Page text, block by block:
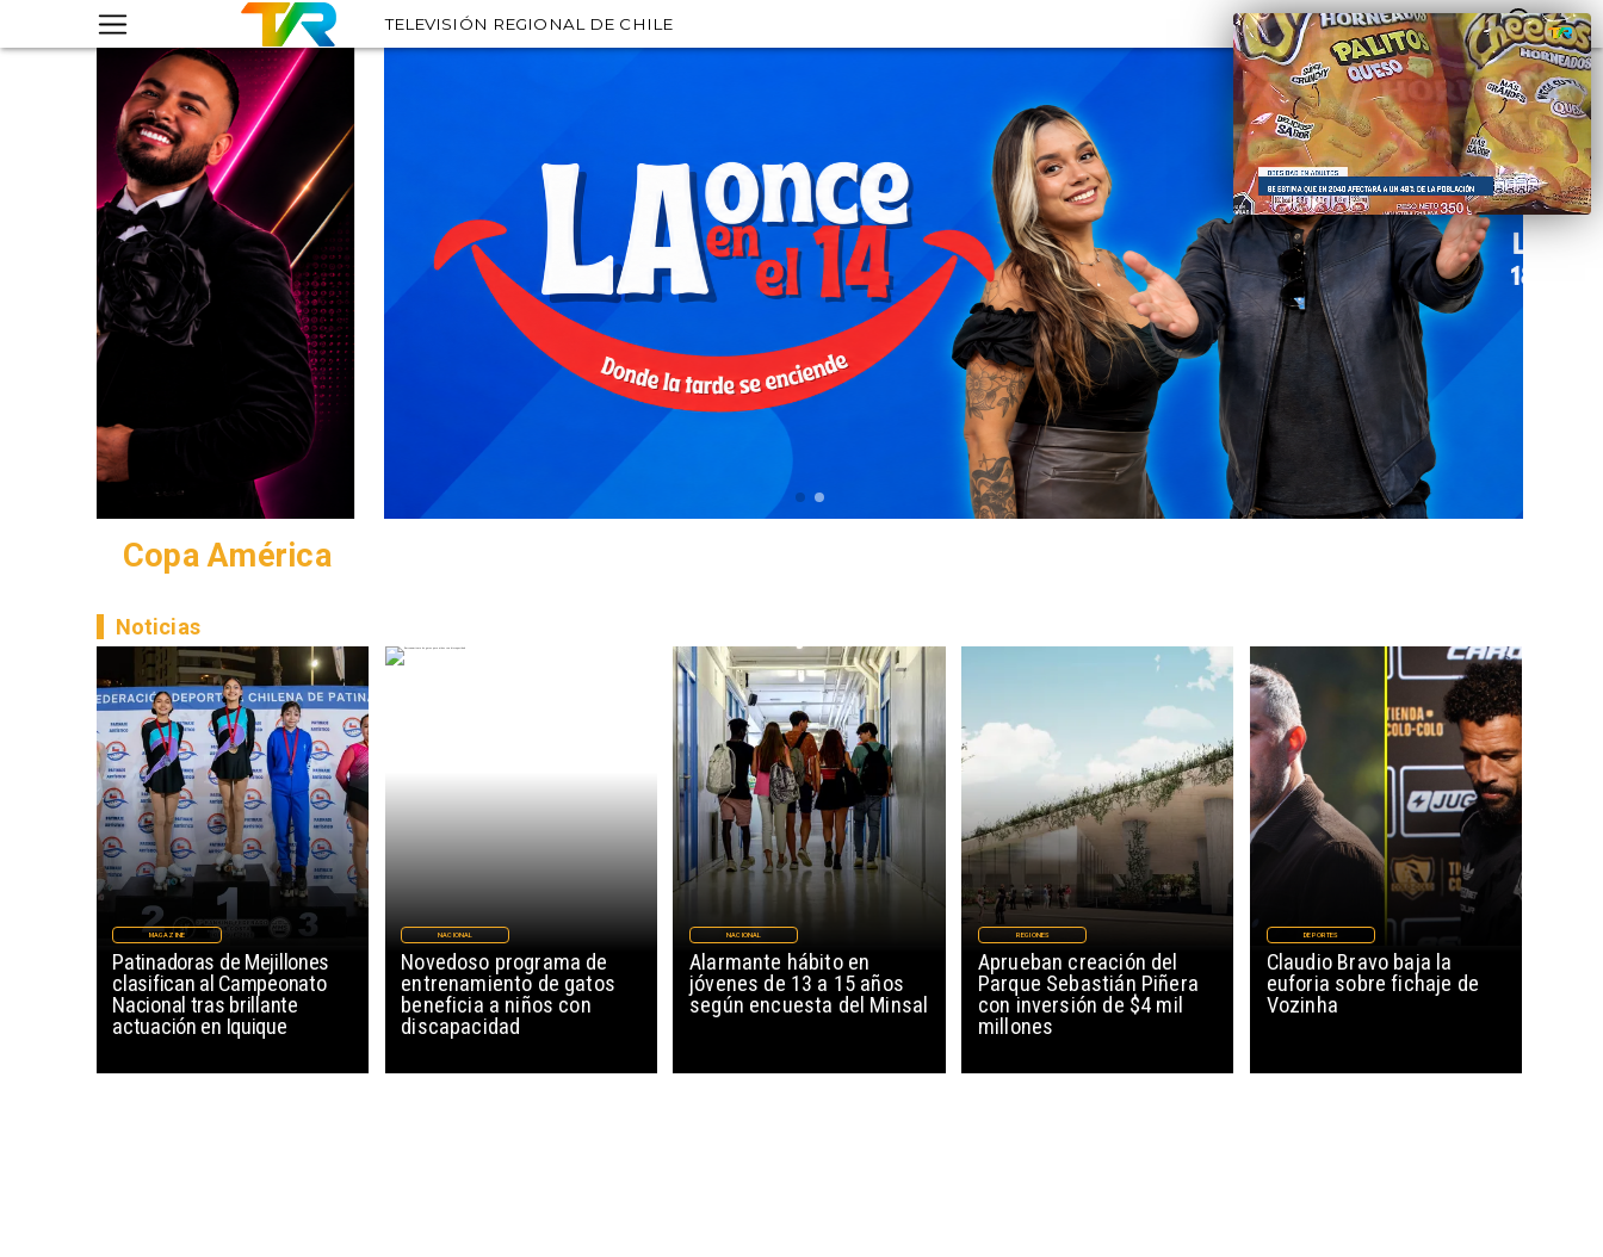
TELEVISIÓN REGIONAL DE CHILE
Copa América
Patinadoras de Mejillones
clasifican al Campeonato
Nacional tras brillante
actuación en Iquique
MAGAZINE
Noticias
Novedoso programa de
entrenamiento de gatos
beneficia a niños con
discapacidad
NACIONAL
Alarmante hábito en
jóvenes de 13 a 15 años
según encuesta del Minsal
NACIONAL
Aprueban creación del
Parque Sebastián Piñera
con inversión de $4 mil
millones
REGIONES
Claudio Bravo baja la
euforia sobre fichaje de
Vozinha
DEPORTES